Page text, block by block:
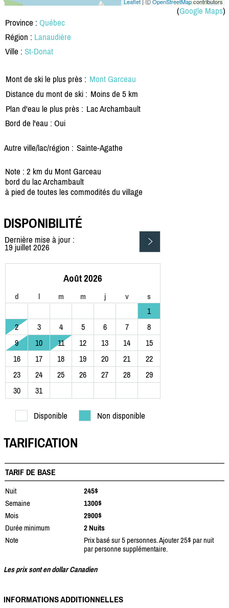
(Google Maps)
Province : Québec
Région : Lanaudière
Ville : St-Donat
Mont de ski le plus près : Mont Garceau
Distance du mont de ski : Moins de 5 km
Plan d'eau le plus près : Lac Archambault
Bord de l'eau : Oui
Autre ville/lac/région : Sainte-Agathe
Note : 2 km du Mont Garceau
bord du lac Archambault
à pied de toutes les commodités du village
DISPONIBILITÉ
Dernière mise à jour :
19 juillet 2026
Août 2026
d l m m j v s
1
2
3 4 5 6 7
8
9
10 11 12 13 14
15
16
17 18 19 20 21
22
23
24 25 26 27 28
29
30
31
Disponible Non disponible
TARIFICATION
TARIF DE BASE
Nuit
245$
Semaine
1300$
Mois
2900$
Durée minimum
2 Nuits
Note
Prix basé sur 5 personnes. Ajouter 25$ par nuit
par personne supplémentaire.
Les prix sont en dollar Canadien
INFORMATIONS ADDITIONNELLES